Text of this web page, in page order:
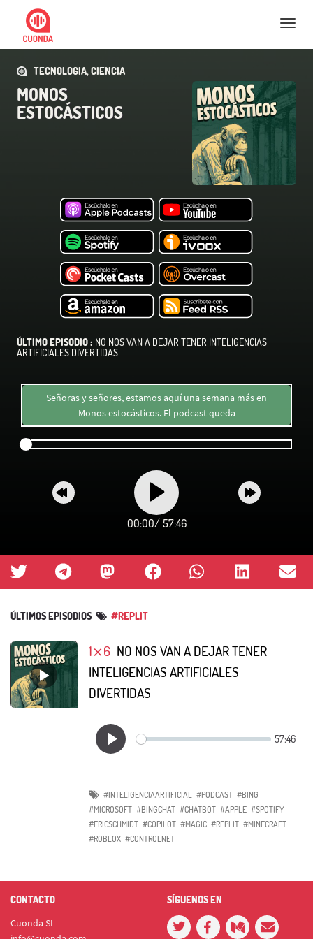
Nav
TECNOLOGIA, CIENCIA
MONOS
ESTOCÁSTICOS
ÚLTIMO EPISODIO : NO NOS VAN A DEJAR TENER INTELIGENCIAS
ARTIFICIALES DIVERTIDAS
Señoras y señores, estamos aquí una semana más en
Monos estocásticos. El podcast queda
00:00/ 57:46
ÚLTIMOS EPISODIOS #REPLIT
1⨯6 NO NOS VAN A DEJAR TENER
INTELIGENCIAS ARTIFICIALES
DIVERTIDAS
#INTELIGENCIAARTIFICIAL #PODCAST #BING
#MICROSOFT #BINGCHAT #CHATBOT #APPLE #SPOTIFY
#ERICSCHMIDT #COPILOT #MAGIC #REPLIT #MINECRAFT
#ROBLOX #CONTROLNET
CONTACTO
Cuonda SL
SÍGUENOS EN